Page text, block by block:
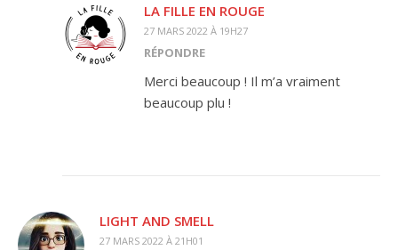
LA FILLE EN ROUGE
27 MARS 2022 À 19H27
RÉPONDRE
Merci beaucoup ! Il m’a vraiment
beaucoup plu !
LIGHT AND SMELL
27 MARS 2022 À 21H01